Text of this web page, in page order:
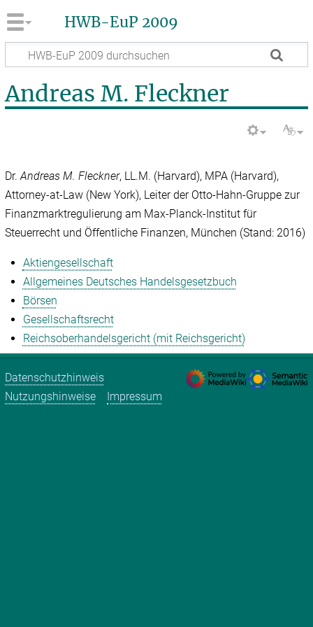
HWB-EuP 2009
Andreas M. Fleckner
Dr.Andreas M. Fleckner, LL.M. (Harvard), MPA (Harvard),
Attorney-at-Law (New York), Leiter der Otto-Hahn-Gruppe zur
Finanzmarktregulierung am Max-Planck-Institut für
Steuerrecht und Öffentliche Finanzen, München (Stand: 2016)
Aktiengesellschaft
Allgemeines Deutsches Handelsgesetzbuch
Börsen
Gesellschaftsrecht
Reichsoberhandelsgericht (mit Reichsgericht)
Datenschutzhinweis
Nutzungshinweise
Impressum